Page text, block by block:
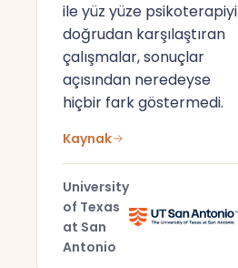
ile yüz yüze psikoterapiyi
doğrudan karşılaştıran
çalışmalar, sonuçlar
açısından neredeyse
hiçbir fark göstermedi.
Kaynak
University
of Texas
at San
Antonio